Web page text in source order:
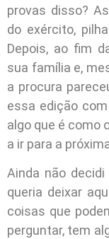
provas disso?
do exército,
Depois, ao fim
sua família e,
a procura
essa edição
algo que é como
a ir para a
Ainda não
queria deixar
coisas que
perguntar, tem